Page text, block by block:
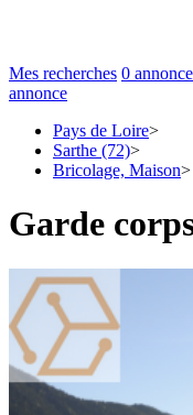
Mes recherches 0
annonce
Pays de Loire>
Sarthe (72)>
Bricolage, Maison>
Garde